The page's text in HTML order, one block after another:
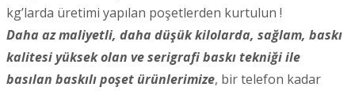
kg’larda üretimi yapılan poşetlerden kurtulun !
Daha az maliyetli, daha düşük kilolarda, sağlam, baskı
kalitesi yüksek olan ve serigrafi baskı tekniği ile
basılan baskılı poşet ürünlerimize, bir telefon kadar